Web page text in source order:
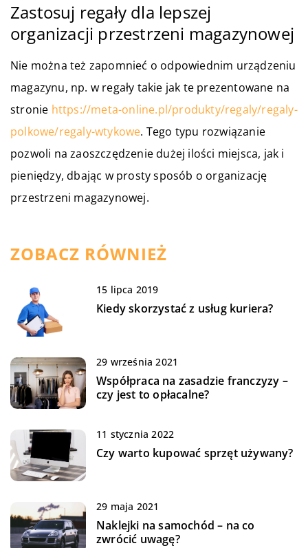
Zastosuj regały dla lepszej
organizacji przestrzeni magazynowej
Nie można też zapomnieć o odpowiednim urządzeniu
magazynu, np. w regały takie jak te prezentowane na
stronie https://meta-online.pl/produkty/regaly/regaly-
polkowe/regaly-wtykowe. Tego typu rozwiązanie
pozwoli na zaoszczędzenie dużej ilości miejsca, jak i
pieniędzy, dbając w prosty sposób o organizację
przestrzeni magazynowej.
ZOBACZ RÓWNIEŻ
15 lipca 2019
Kiedy skorzystać z usług kuriera?
29 września 2021
Współpraca na zasadzie franczyzy –
czy jest to opłacalne?
11 stycznia 2022
Czy warto kupować sprzęt używany?
29 maja 2021
Naklejki na samochód – na co
zwrócić uwagę?